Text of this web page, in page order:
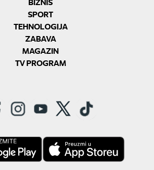
SPORT
TEHNOLOGIJA
ZABAVA
MAGAZIN
TV PROGRAM